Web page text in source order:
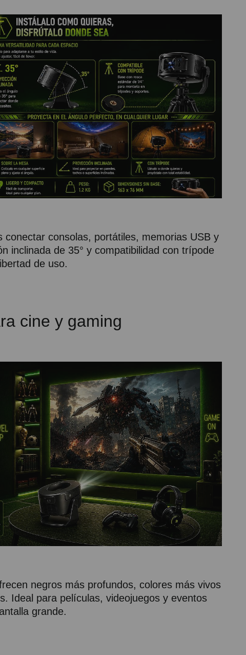
consolas, portátiles, memorias USB y
inclinada de 35° y compatibilidad con trípode
de uso.
cine y gaming
negros más profundos, colores más vivos
Ideal para películas, videojuegos y eventos
grande.